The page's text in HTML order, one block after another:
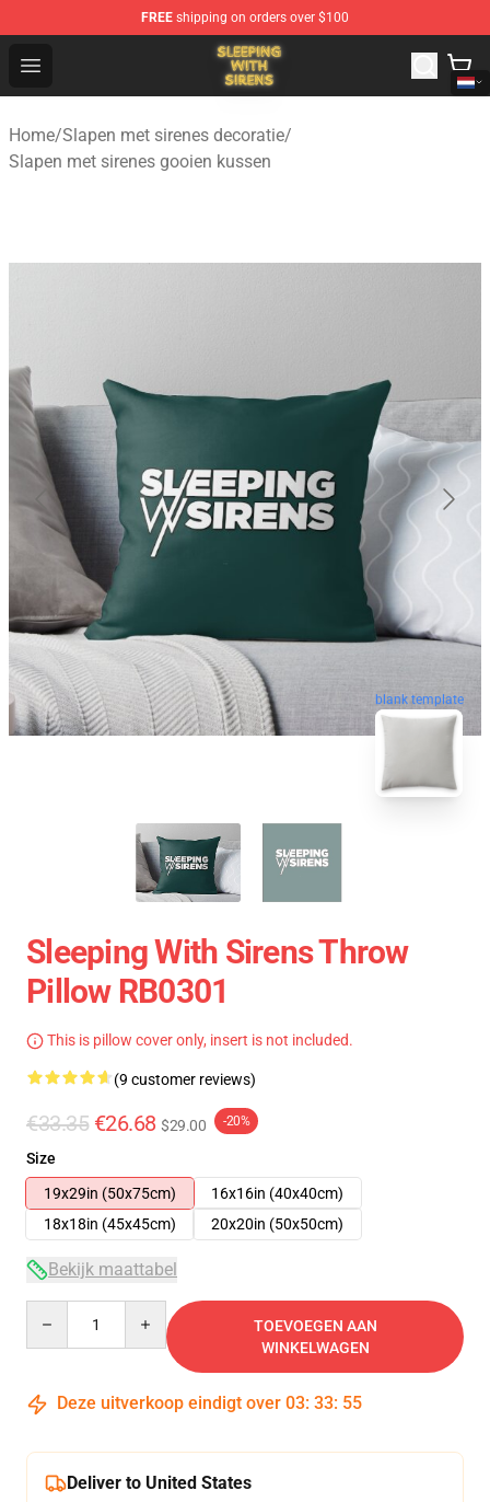
FREE shipping on orders over $100
Open menu
Sleeping With Sirens Store - Official Sleeping With
Home/Slapen met sirenes decoratie/
Slapen met sirenes gooien kussen
blank template
Sleeping With Sirens Throw
Pillow RB0301
This is pillow cover only, insert is not included.
(9 customer reviews)
€33.35 €26.68 $29.00 -20%
Size
19x29in (50x75cm)
16x16in (40x40cm)
18x18in (45x45cm)
20x20in (50x50cm)
Bekijk maattabel
TOEVOEGEN AAN
WINKELWAGEN
Deze uitverkoop eindigt over 03: 33: 54
Deliver to United States